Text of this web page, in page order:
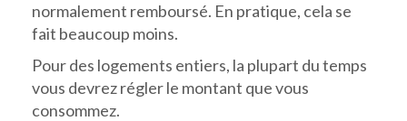
normalement remboursé. En pratique, cela se
fait beaucoup moins.
Pour des logements entiers, la plupart du temps
vous devrez régler le montant que vous
consommez.